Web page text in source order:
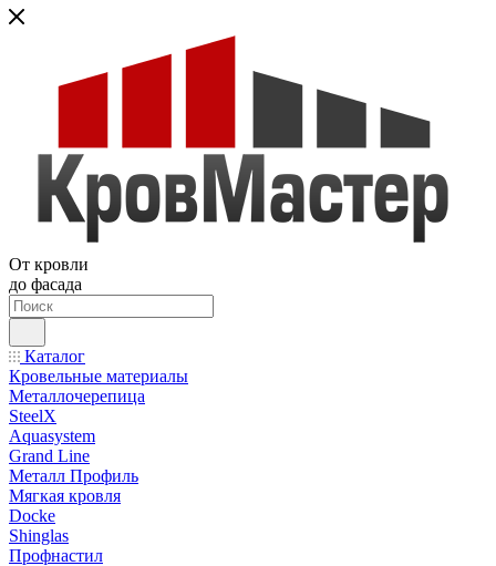
От кровли
до фасада
Каталог
Кровельные материалы
Металлочерепица
SteelX
Aquasystem
Grand Line
Металл Профиль
Мягкая кровля
Docke
Shinglas
Профнастил